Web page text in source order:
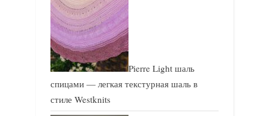
Pierre Light шаль
спицами — легкая текстурная шаль в
стиле Westknits